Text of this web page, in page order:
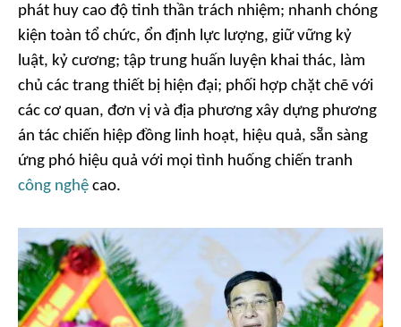
phát huy cao độ tinh thần trách nhiệm; nhanh chóng
kiện toàn tổ chức, ổn định lực lượng, giữ vững kỷ
luật, kỷ cương; tập trung huấn luyện khai thác, làm
chủ các trang thiết bị hiện đại; phối hợp chặt chẽ với
các cơ quan, đơn vị và địa phương xây dựng phương
án tác chiến hiệp đồng linh hoạt, hiệu quả, sẵn sàng
ứng phó hiệu quả với mọi tình huống chiến tranh
công nghệ cao.